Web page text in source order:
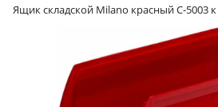
Ящик складской Milano красный C-5003 к